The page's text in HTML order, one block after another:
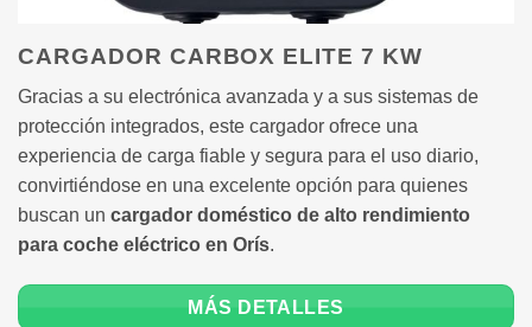
CARGADOR CARBOX ELITE 7 KW
Gracias a su electrónica avanzada y a sus sistemas de
protección integrados, este cargador ofrece una
experiencia de carga fiable y segura para el uso diario,
convirtiéndose en una excelente opción para quienes
buscan un cargador doméstico de alto rendimiento
para coche eléctrico en Orís.
MÁS DETALLES